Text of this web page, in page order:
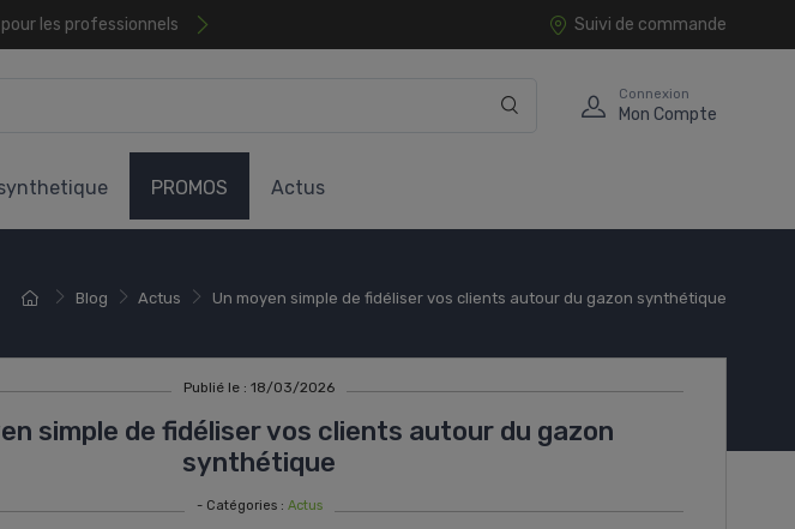
les professionnels Suivi de commande
Connexion
Mon Compte
PROMOS Actus
Blog Actus Un moyen simple de fidéliser vos clients autour du gazon synthétique
Publié le : 18/03/2026
simple de fidéliser vos clients autour du gazon
synthétique
- Catégories : Actus